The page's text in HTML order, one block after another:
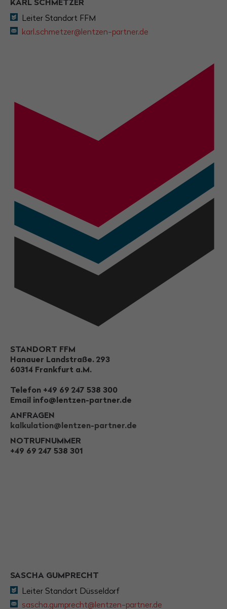
Leiter Standort FFM
karl.schmetzer@lentzen-partner.de
STANDORT FFM
Hanauer Landstraße. 293
60314 Frankfurt a.M.
Telefon +49 69 247 538 300
Email info@lentzen-partner.de
ANFRAGEN
kalkulation@lentzen-partner.de
NOTRUFNUMMER
+49 69 247 538 301
SASCHA GUMPRECHT
Leiter Standort Düsseldorf
sascha.gumprecht@lentzen-partner.de